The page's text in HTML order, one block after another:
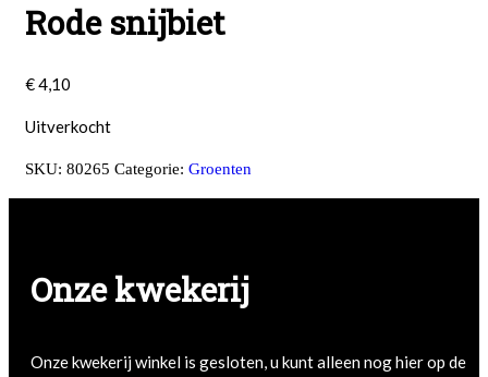
Rode snijbiet
€4,10
Uitverkocht
SKU: 80265 Categorie: Groenten
Onze kwekerij
Onze kwekerij winkel is gesloten, u kunt alleen nog hier op de